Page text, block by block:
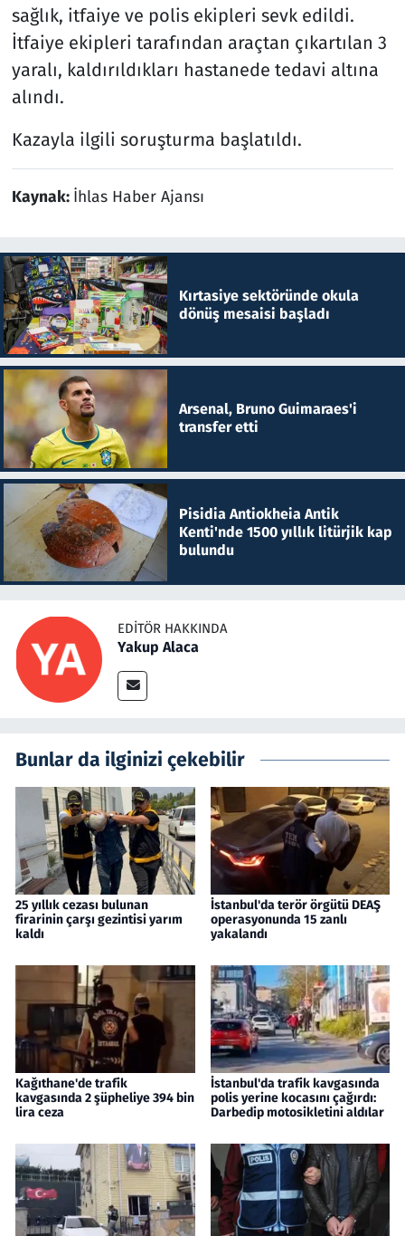
sağlık, itfaiye ve polis ekipleri sevk edildi.
İtfaiye ekipleri tarafından araçtan çıkartılan 3
yaralı, kaldırıldıkları hastanede tedavi altına
alındı.
Kazayla ilgili soruşturma başlatıldı.
Kaynak: İhlas Haber Ajansı
Kırtasiye sektöründe okula
dönüş mesaisi başladı
Arsenal, Bruno Guimaraes'i
transfer etti
Pisidia Antiokheia Antik
Kenti'nde 1500 yıllık litürjik kap
bulundu
EDITÖR HAKKINDA
Yakup Alaca
Bunlar da ilginizi çekebilir
25 yıllık cezası bulunan
firarinin çarşı gezintisi yarım
kaldı
İstanbul'da terör örgütü DEAŞ
operasyonunda 15 zanlı
yakalandı
Kağıthane'de trafik
kavgasında 2 şüpheliye 394 bin
lira ceza
İstanbul'da trafik kavgasında
polis yerine kocasını çağırdı:
Darbedip motosikletini aldılar